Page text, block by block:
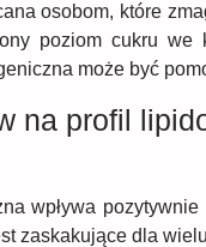
osobom, które
poziom cukru
może być
na profil
wpływa
zaskakujące dla